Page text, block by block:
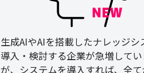
生成AIやAIを搭載したナレッジシ
導入・検討する企業が急増して
が、システムを導入すれば、全